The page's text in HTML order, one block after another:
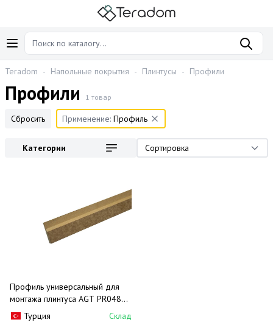
Teradom - Напольные покрытия - Плинтусы - Профили
Профили 1 товар
Сбросить Применение: Профиль
Категории Сортировка
Профиль универсальный для
монтажа плинтуса AGT PR04834
4.75x280
Турция Склад